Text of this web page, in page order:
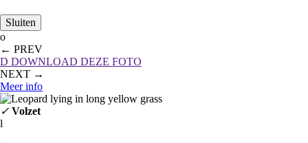
Sluiten
o
← PREV
D DOWNLOAD DEZE FOTO
NEXT →
Meer info
✓ Volzet
l